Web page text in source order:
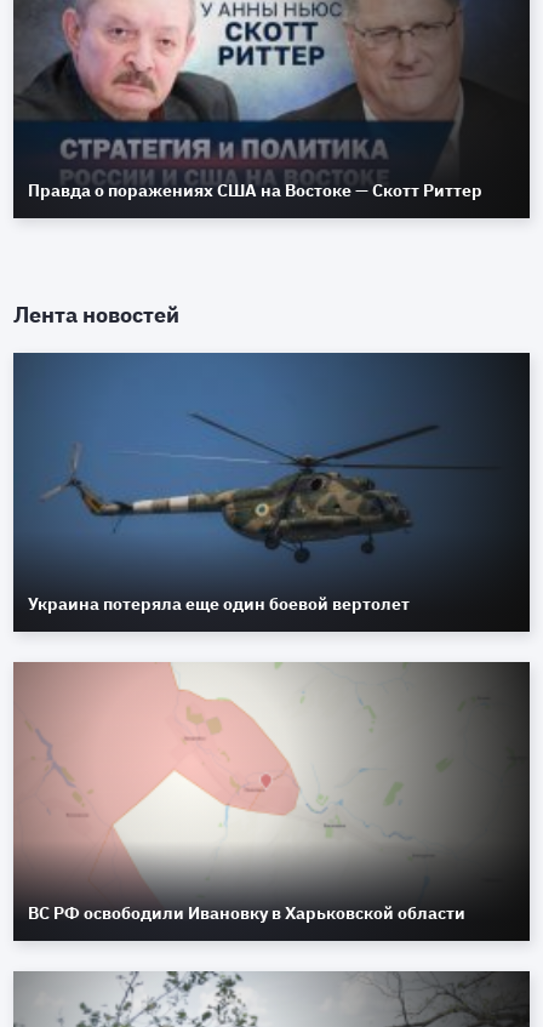
Правда о поражениях США на Востоке — Скотт Риттер
Лента новостей
Украина потеряла еще один боевой вертолет
ВС РФ освободили Ивановку в Харьковской области